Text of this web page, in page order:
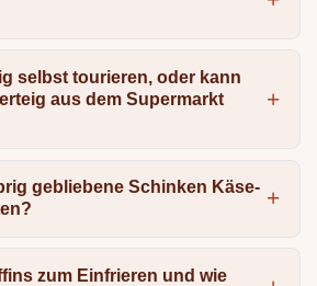
selbst tourieren, oder kann
aus dem Supermarkt
gebliebene Schinken Käse-
zum Einfrieren und wie